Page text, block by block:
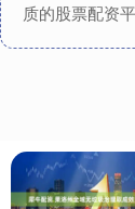
质的股票配资